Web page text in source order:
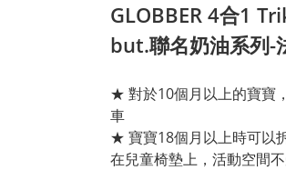
GLOBBER 4合1
but.聯名奶油系列-
★ 對於10個月以上的寶寶
車
★ 寶寶18個月以上時可以
在兒童椅墊上，活動空間